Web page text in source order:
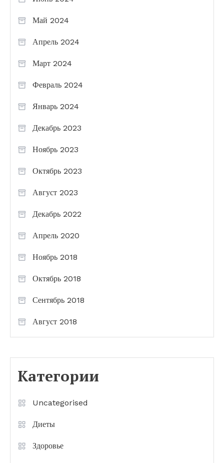
Май 2024
Апрель 2024
Март 2024
Февраль 2024
Январь 2024
Декабрь 2023
Ноябрь 2023
Октябрь 2023
Август 2023
Декабрь 2022
Апрель 2020
Ноябрь 2018
Октябрь 2018
Сентябрь 2018
Август 2018
Категории
Uncategorised
Диеты
Здоровье